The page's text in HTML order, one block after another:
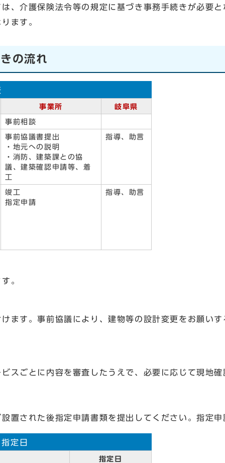
介護保険法令等の規定に基づき事務手続きが必要
ます。
の流れ
事業所 岐阜県
事前相談
事前協議書提出
・地元への説明
・消防、建築課との協
議、建築確認申請等、着
工
指導、助言
竣工
指定申請
指導、助言
。
す。事前協議により、建物等の設計変更をお願い
ごとに内容を審査したうえで、必要に応じて現地確
された後指定申請書類を提出してください。指定
定日
指定日